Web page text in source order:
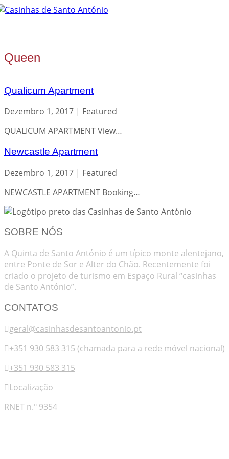
Queen
Qualicum Apartment
Dezembro 1, 2017 | Featured
QUALICUM APARTMENT View…
Newcastle Apartment
Dezembro 1, 2017 | Featured
NEWCASTLE APARTMENT Booking…
SOBRE NÓS
A Quinta de Santo António é um típico monte alentejano,
entre Ponte de Sor e Alter do Chão. Recentemente foi
criado o projeto de turismo em Espaço Rural “casinhas
de Santo António”.
CONTATOS
geral@casinhasdesantoantonio.pt
+351 930 583 315 (chamada para a rede móvel nacional)
+351 930 583 315
Localização
RNET n.º 9354